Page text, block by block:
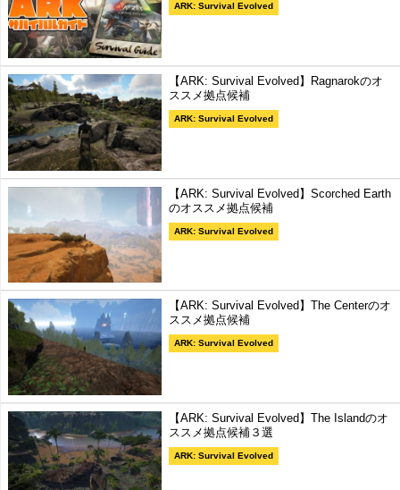
ARK: Survival Evolved
【ARK: Survival Evolved】Ragnarokのオ
ススメ拠点候補
ARK: Survival Evolved
【ARK: Survival Evolved】Scorched Earth
のオススメ拠点候補
ARK: Survival Evolved
【ARK: Survival Evolved】The Centerのオ
ススメ拠点候補
ARK: Survival Evolved
【ARK: Survival Evolved】The Islandのオ
ススメ拠点候補３選
ARK: Survival Evolved